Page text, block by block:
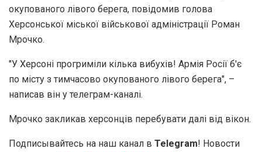
окупованого лівого берега, повідомив голова
Херсонської міської військової адміністрації Роман
Мрочко.
"У Херсоні прогриміли кілька вибухів! Армія Росії б'є
по місту з тимчасово окупованого лівого берега", –
написав він у телеграм-каналі.
Мрочко закликав херсонців перебувати далі від вікон.
Подписывайтесь на наш канал в Telegram! Новости